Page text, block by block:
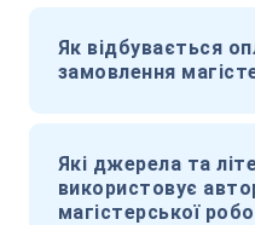
Як відбувається
замовлення
Які джерела та
використовує
магістерської